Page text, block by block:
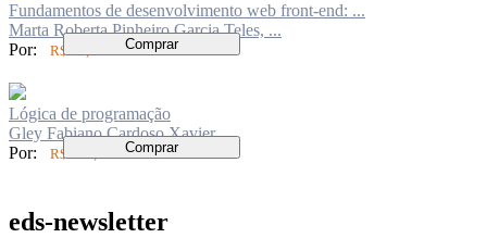
Fundamentos de desenvolvimento web front-end: ...
Marta Roberta Pinheiro Garcia Teles, ...
Por:
R$ 70,00 Comprar
Lógica de programação
Gley Fabiano Cardoso Xavier
Por:
R$ 260,00 Comprar
eds-newsletter